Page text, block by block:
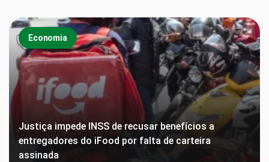
Economia
Justiça impede INSS de recusar benefícios a
entregadores do iFood por falta de carteira
assinada